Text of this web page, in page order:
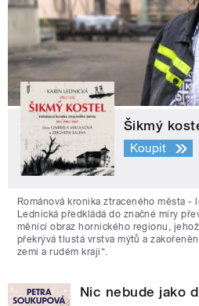
Šikmý
Koupit
Románová kronika ztraceného města -
Lednická předkládá do značné míry
měnící obraz hornického regionu,
překrývá tlustá vrstva mýtů a
zemi a rudém kraji“.
Nic nebude jako